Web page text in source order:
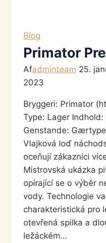
Blog
Primator
Afadminteam 25.
2023
Bryggeri: Primator
Type: Lager
Genstande:
Vlajková loď
oceňují zákazníci
Mistrovská ukázka
opírající se o výběr
vody. Technologie
charakteristická pro
otevřená spilka a
ležáckém…